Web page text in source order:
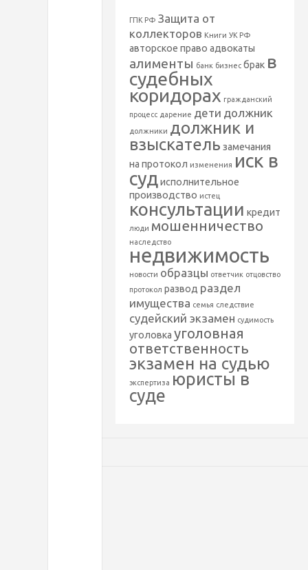
о
п
р
о
с
а
х
н
а
о
ч
н
ГПК РФ Защита от
коллекторов Книги УК РФ
авторское право адвокаты
алименты банк бизнес брак в
судебных
коридорах гражданский
процесс дарение дети должник
должники должник и
взыскатель замечания
на протокол изменения иск в
судисполнительное
производство истец
консультации кредит
люди мошенничество
наследство
недвижимость
новости образцы ответчик отцовство
протокол развод раздел
имущества семья следствие
судейский экзамен судимость
уголовка уголовная
ответственность
экзамен на судью
экспертиза юристы в
суде